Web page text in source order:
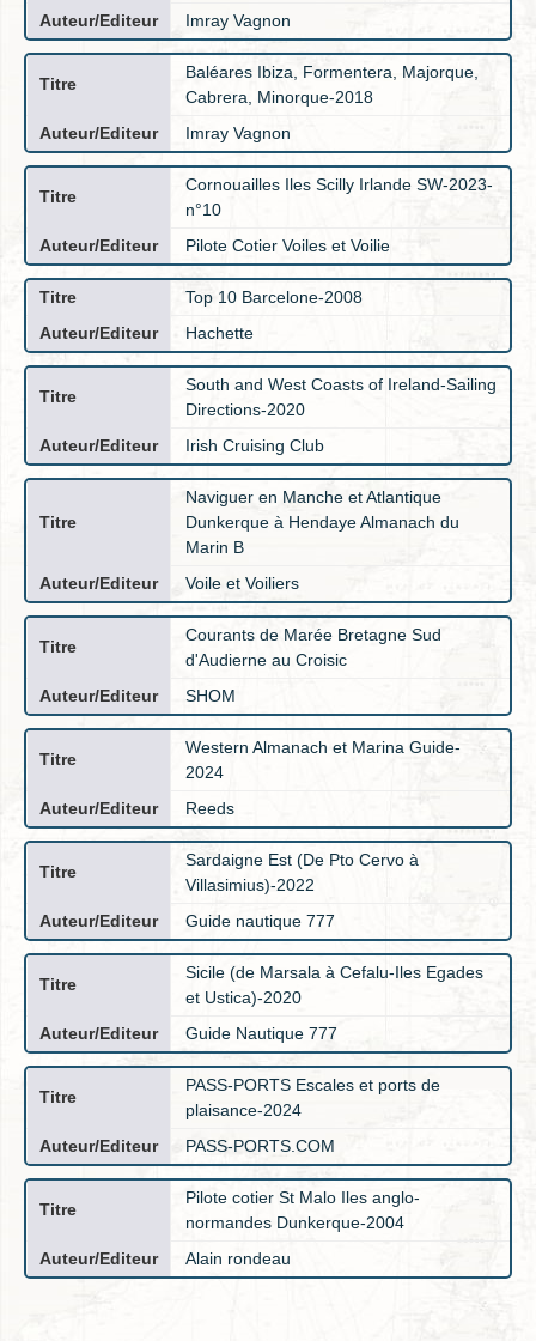
Imray Vagnon
Baléares Ibiza, Formentera, Majorque,
Cabrera, Minorque-2018
Imray Vagnon
Cornouailles Iles Scilly Irlande SW-2023-
n°10
Pilote Cotier Voiles et Voilie
Top 10 Barcelone-2008
Hachette
South and West Coasts of Ireland-Sailing
Directions-2020
Irish Cruising Club
Naviguer en Manche et Atlantique
Dunkerque à Hendaye Almanach du
Marin B
Voile et Voiliers
Courants de Marée Bretagne Sud
d'Audierne au Croisic
SHOM
Western Almanach et Marina Guide-
2024
Reeds
Sardaigne Est (De Pto Cervo à
Villasimius)-2022
Guide nautique 777
Sicile (de Marsala à Cefalu-Iles Egades
et Ustica)-2020
Guide Nautique 777
PASS-PORTS Escales et ports de
plaisance-2024
PASS-PORTS.COM
Pilote cotier St Malo Iles anglo-
normandes Dunkerque-2004
Alain rondeau